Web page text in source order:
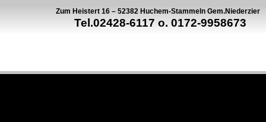
Zum Heistert 16 – 52382 Huchem-Stammeln Gem.Niederzier
Tel.02428-6117 o. 0172-9958673